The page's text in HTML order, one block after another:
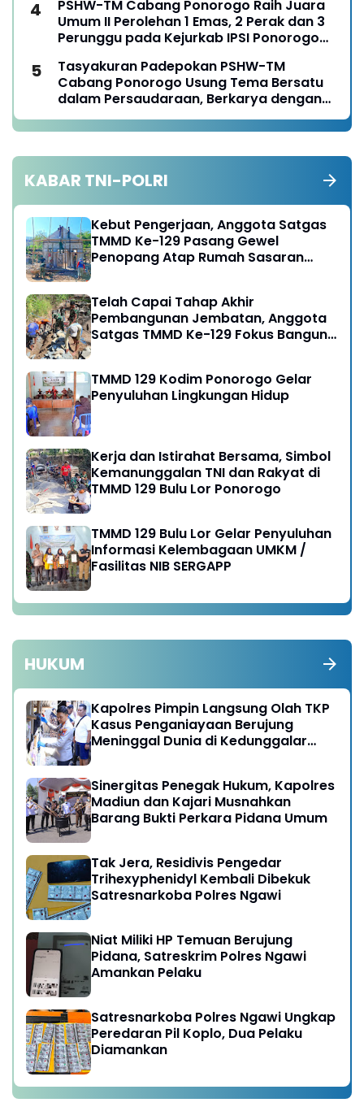
PSHW-TM Cabang Ponorogo Raih Juara
Umum II Perolehan 1 Emas, 2 Perak dan 3
Perunggu pada Kejurkab IPSI Ponorogo
Tasyakuran Padepokan PSHW-TM
Cabang Ponorogo Usung Tema Bersatu
dalam Persaudaraan, Berkarya dengan
Keikhlasan dan Mengabdi dengan
Tanggungjawab
KABAR TNI-POLRI
Kebut Pengerjaan, Anggota Satgas
TMMD Ke-129 Pasang Gewel
Penopang Atap Rumah Sasaran
Telah Capai Tahap Akhir
Pembangunan Jembatan, Anggota
Satgas TMMD Ke-129 Fokus Bangun
TMMD 129 Kodim Ponorogo Gelar
Penyuluhan Lingkungan Hidup
Kerja dan Istirahat Bersama, Simbol
Kemanunggalan TNI dan Rakyat di
TMMD 129 Bulu Lor Ponorogo
TMMD 129 Bulu Lor Gelar Penyuluhan
Informasi Kelembagaan UMKM /
Fasilitas NIB SERGAPP
HUKUM
Kapolres Pimpin Langsung Olah TKP
Kasus Penganiayaan Berujung
Meninggal Dunia di Kedunggalar
Sinergitas Penegak Hukum, Kapolres
Madiun dan Kajari Musnahkan
Barang Bukti Perkara Pidana Umum
Tak Jera, Residivis Pengedar
Trihexyphenidyl Kembali Dibekuk
Satresnarkoba Polres Ngawi
Niat Miliki HP Temuan Berujung
Pidana, Satreskrim Polres Ngawi
Amankan Pelaku
Satresnarkoba Polres Ngawi Ungkap
Peredaran Pil Koplo, Dua Pelaku
Diamankan